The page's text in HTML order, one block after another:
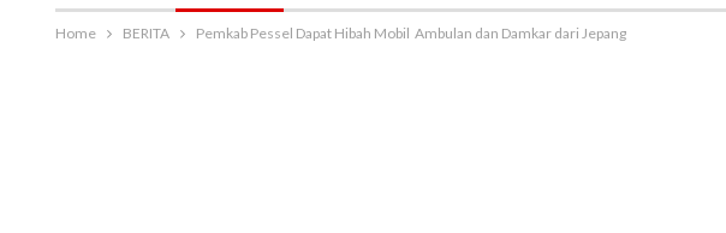
Home BERITA Pemkab Pessel Dapat Hibah Mobil Ambulan dan Damkar dari Jepang